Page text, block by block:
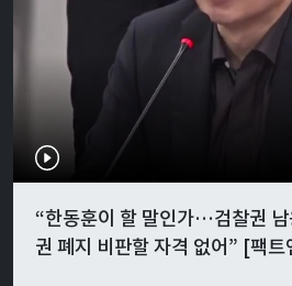
“한동훈이 할 말인가…검찰권
권 폐지 비판할 자격 없어” [팩